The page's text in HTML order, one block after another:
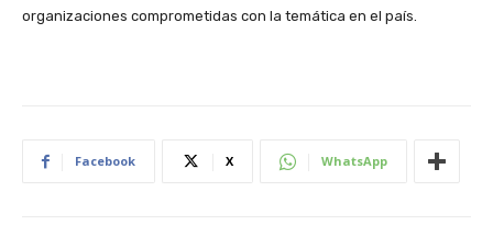
organizaciones comprometidas con la temática en el país.
Facebook X WhatsApp